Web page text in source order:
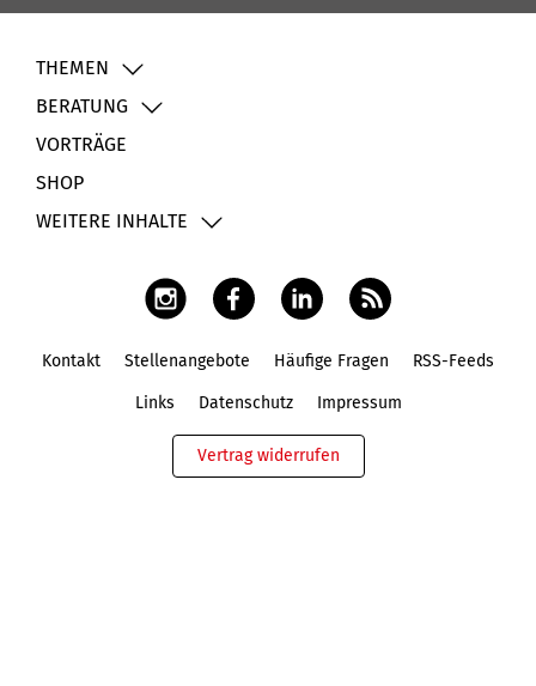
THEMEN
BERATUNG
VORTRÄGE
SHOP
WEITERE INHALTE
Kontakt Stellenangebote Häufige Fragen RSS-Feeds
Links Datenschutz Impressum
Vertrag widerrufen